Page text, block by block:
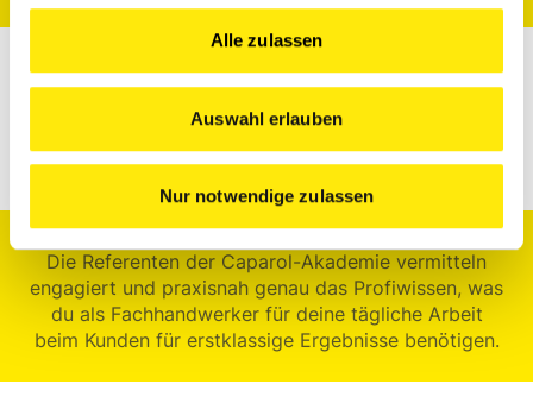
Alle zulassen
Auswahl erlauben
Nur notwendige zulassen
Zum Veranstalter
Die Referenten der Caparol-Akademie vermitteln
engagiert und praxisnah genau das Profiwissen, was
du als Fachhandwerker für deine tägliche Arbeit
beim Kunden für erstklassige Ergebnisse benötigen.